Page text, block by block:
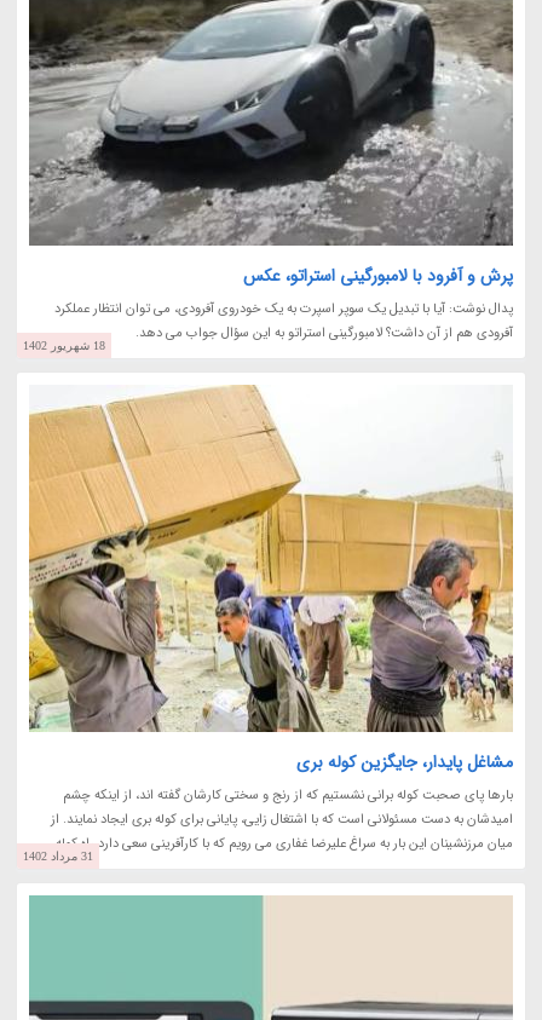
پرش و آفرود با لامبورگینی استراتو، عکس
پدال نوشت: آیا با تبدیل یک سوپر اسپرت به یک خودروی آفرودی، می توان انتظار عملکرد
آفرودی هم از آن داشت؟ لامبورگینی استراتو به این سؤال جواب می دهد.
18 شهریور 1402
مشاغل پایدار، جایگزین کوله بری
بارها پای صحبت کوله برانی نشستیم که از رنج و سختی کارشان گفته اند، از اینکه چشم
امیدشان به دست مسئولانی است که با اشتغال زایی، پایانی برای کوله بری ایجاد نمایند. از
میان مرزنشینان این بار به سراغ علیرضا غفاری می رویم که با کارآفرینی سعی دارد راه کوله...
31 مرداد 1402